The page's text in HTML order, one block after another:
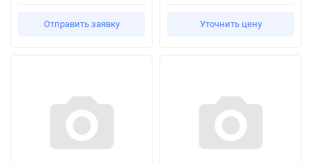
Отправить заявку Уточнить цену